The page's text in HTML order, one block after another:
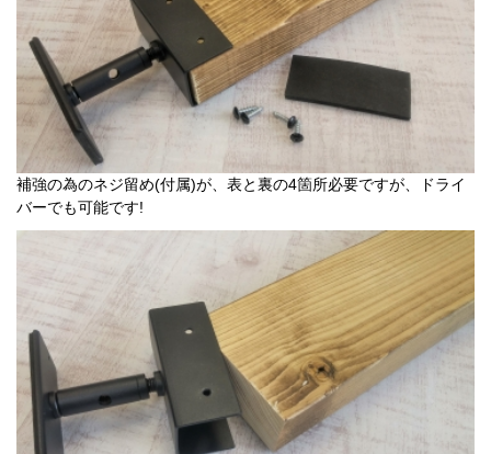
補強の為のネジ留め(付属)が、表と裏の4箇所必要ですが、ドライ
バーでも可能です!